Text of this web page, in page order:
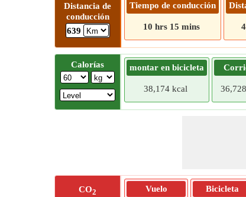
Distancia de
conducción
639
Tiempo de conducción
10 hrs 15 mins
Calorías montar en bicicleta
38,174 kcal
CO2
Vuelo
Bicicleta